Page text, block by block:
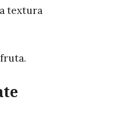
textura